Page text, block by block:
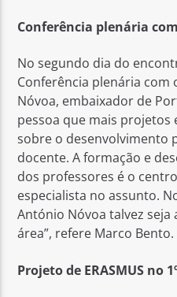
Conferência plenária
No segundo dia do
Conferência plenária com
Nóvoa, embaixador de
pessoa que mais projetos
sobre o desenvolvimento
docente. A formação e
dos professores é o
especialista no assunto.
António Nóvoa talvez
área”, refere Marco Bento.
Projeto de ERASMUS no